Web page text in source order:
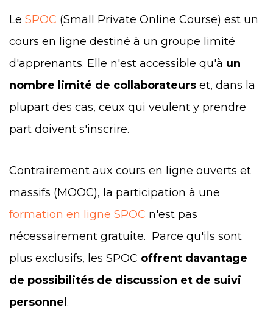
Le SPOC (Small Private Online Course) est un
cours en ligne destiné à un groupe limité
d'apprenants. Elle n'est accessible qu'à un
nombre limité de collaborateurs et, dans la
plupart des cas, ceux qui veulent y prendre
part doivent s'inscrire.
Contrairement aux cours en ligne ouverts et
massifs (MOOC), la participation à une
formation en ligne SPOC n'est pas
nécessairement gratuite. Parce qu'ils sont
plus exclusifs, les SPOC offrent davantage
de possibilités de discussion et de suivi
personnel.